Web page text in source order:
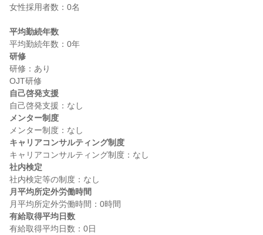
女性採用者数：0名
平均勤続年数
研修
研修：あり
自己啓発支援
メンター制度
キャリアコンサルティング制度
社内検定
月平均所定外労働時間
有給取得平均日数